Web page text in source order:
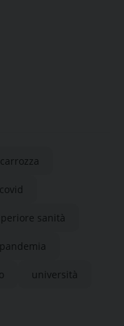
carrozza
covid
sanità
pandemia
università